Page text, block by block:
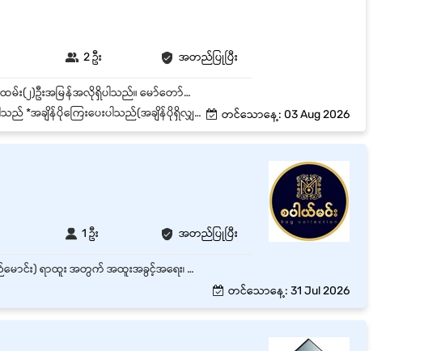
2 ဦး အတည်ပြုပြီး
လှိုင်မြို့နယ်ရှိ Kagyi Co., Ltd တွင်တာဝန်ထမ်းဆောင်ရန်အတွက် ယာဉ်မောင်းဝန်ထမ်း(၂)ဦးအမြန်အလိုရှိပါသည်။ မော်တော်ယာဉ်အကြောင်း ကောင်းစွာသိရှိနားလည်ပြီး ယာဉ်စည်းကမ်း/လမ်းစည်းကမ်းများကို သိရှိလိုက်နာနိုင်ရပါမည်။ ရန်ကုန်မြို့တွင်း လမ်း/ယာဉ်ကြောများကို ကျွမ်းကျွမ်းကျင်ကျင်မောင်းနှင်တတ်ရပါမည်။ မော်တော်ယာဉ်ကို စနစ်တကျထိန်းသိမ်းနိုင်ရပါမည်။
န်ပိုရှိလျှင်) *စနေ၊တနင်္ဂနွေ၊အစိုးရရုံးပိတ်ရက်များပိတ်ပါသည် တင်သောနေ့: 03 Aug 2026
1 ဦး အတည်ပြုပြီး
တာမွေ၊ ရန်ကုန်တိုင်းတွင်ရှိသော အချိန်ပြည့် ယာဉ်မောင်း(Driver) (သို့မဟုတ် ယာဉ်မောင်း) ရာထူး အတွက် အထူးအခွင့်အရေး၊ လုပ်သက် - အတွေ့အကြုံရှိ နှင့် လစဉ် လစာကောင်းကောင်းပေးမည်။ ရန်ကုန်မြို့တွင်း ကားလမ်းကြောင်းများကို ကောင်းစွာနားလည်ရမည်။ မဂ်လာတောင်ညွှန့် မြို့နယ်အနီးတစ်ဝိုက်နေထိုင်သူဦးစားပေးမည်။
တင်သောနေ့: 31 Jul 2026